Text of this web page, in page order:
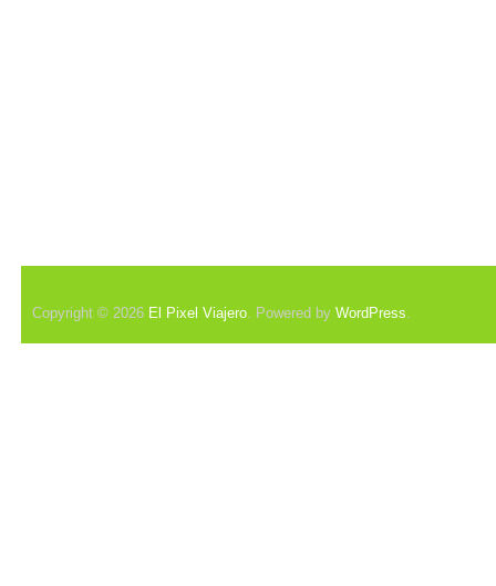
Copyright © 2026 El Pixel Viajero. Powered by WordPress.